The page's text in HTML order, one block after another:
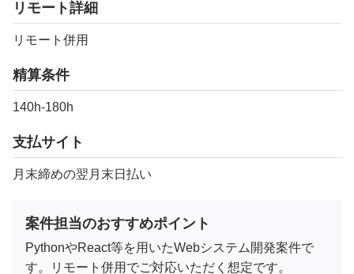
リモート詳細
リモート併用
精算条件
140h-180h
支払サイト
月末締めの翌月末日払い
案件担当のおすすめポイント
PythonやReact等を用いたWebシステム開発案件で
す。リモート併用でご対応いただく想定です。